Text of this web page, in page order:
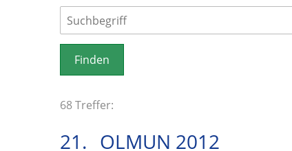
68 Treffer:
21. OLMUN 2012